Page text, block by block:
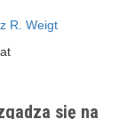
R. Weigt
się na